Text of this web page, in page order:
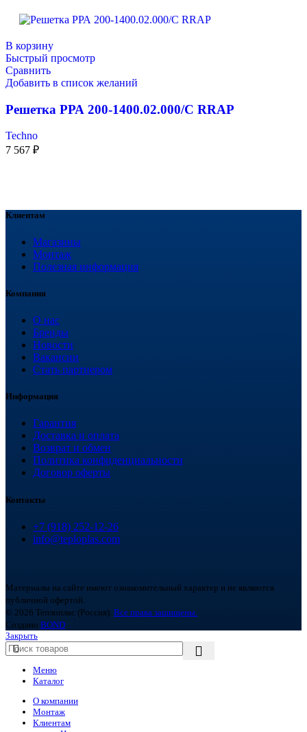
В корзину
Быстрый просмотр
Сравнить
Добавить в список желаний
Решетка РРА 200-1400.02.000/С RRAP
Techno
7 567 ₽
Клиентам
Магазины
Монтаж
Полезная информация
Компания
О нас
Бренды
Новости
Вакансии
Стать партнером
Информация
Гарантия
Доставка и оплата
Возврат и обмен
Политика конфиденциальности
Договор оферты
Контакты
+7 (918) 252-12-26
info@teploplas.com
Материалы на сайте имеют ознакомительный характер и не являются
публичной офертой.
© 2026 Теплоплас (Россия). Все права защищены.
Создано BOND
Закрыть
Меню
Каталог
О компании
Монтаж
Клиентам